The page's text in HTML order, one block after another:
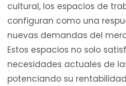
cultural, los espacios de
configuran como una
nuevas demandas del
Estos espacios no solo
necesidades actuales de
potenciando su